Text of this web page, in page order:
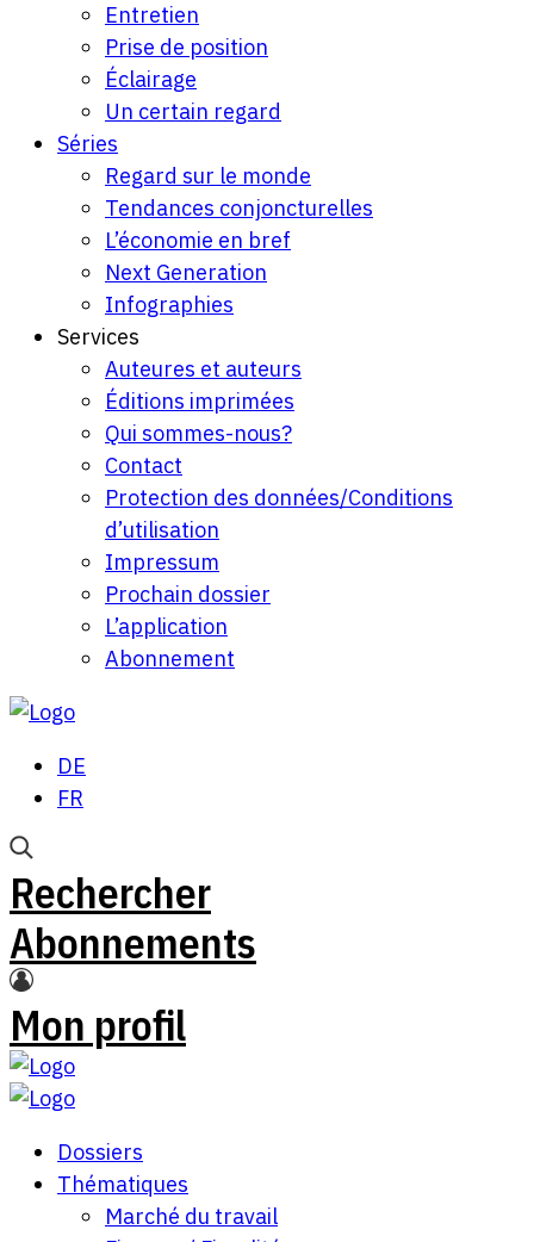
Entretien
Prise de position
Éclairage
Un certain regard
Séries
Regard sur le monde
Tendances conjoncturelles
L’économie en bref
Next Generation
Infographies
Services
Auteures et auteurs
Éditions imprimées
Qui sommes-nous?
Contact
Protection des données/Conditions
d’utilisation
Impressum
Prochain dossier
L’application
Abonnement
DE
FR
Rechercher
Abonnements
Mon profil
Dossiers
Thématiques
Marché du travail